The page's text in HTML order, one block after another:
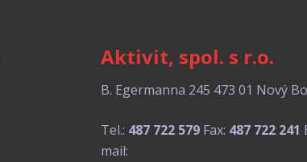
Aktivit, spol. s r.o.
B. Egermanna 245 473 01 Nový
Tel.: 487 722 579 Fax: 487 722 241
mail: